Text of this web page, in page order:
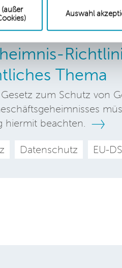
Auswahl
Thema
zum Schutz von
hiermit beachten.
Datenschutz EU-